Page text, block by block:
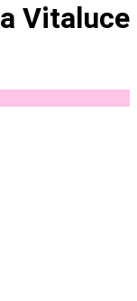
Vitaluce